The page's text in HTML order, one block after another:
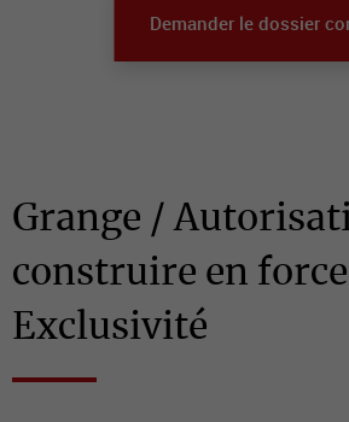
Grange /
construire en
Exclusivité
Demander le dossier